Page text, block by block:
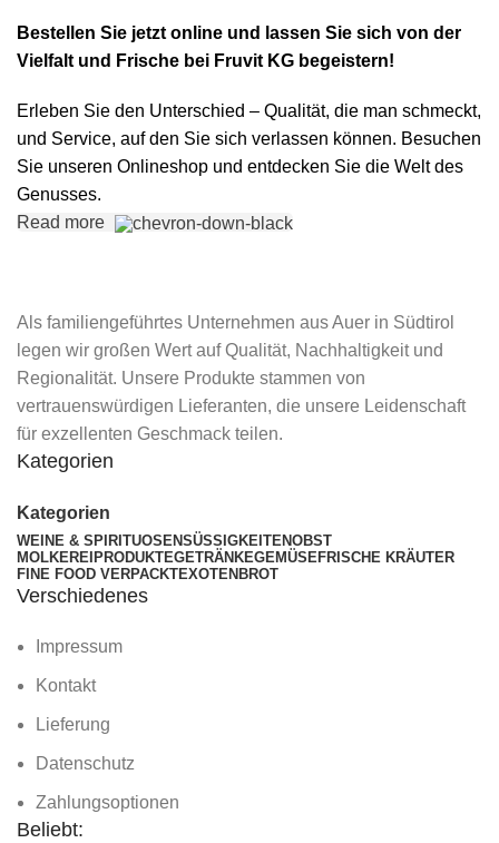
Bestellen Sie jetzt online und lassen Sie sich von der
Vielfalt und Frische bei Fruvit KG begeistern!
Erleben Sie den Unterschied – Qualität, die man schmeckt,
und Service, auf den Sie sich verlassen können. Besuchen
Sie unseren Onlineshop und entdecken Sie die Welt des
Genusses.
Read more
Als familiengeführtes Unternehmen aus Auer in Südtirol
legen wir großen Wert auf Qualität, Nachhaltigkeit und
Regionalität. Unsere Produkte stammen von
vertrauenswürdigen Lieferanten, die unsere Leidenschaft
für exzellenten Geschmack teilen.
Kategorien
Kategorien
WEINE & SPIRITUOSENSÜSSIGKEITENOBST
MOLKEREIPRODUKTEGETRÄNKEGEMÜSEFRISCHE KRÄUTER
FINE FOOD VERPACKTEXOTEN BROT
Verschiedenes
Impressum
Kontakt
Lieferung
Datenschutz
Zahlungsoptionen
Beliebt: